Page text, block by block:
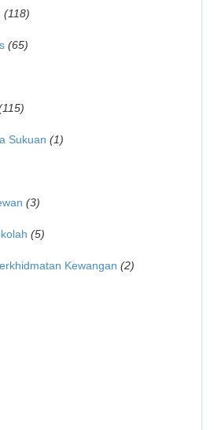
(118)
(65)
Sukuan (1)
(3)
(5)
Kewangan (2)